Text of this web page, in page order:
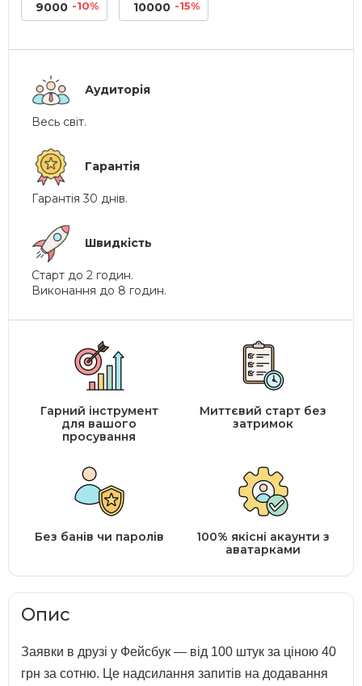
9000 -10% 10000 -15%
Аудиторія
Весь світ.
Гарантія
Гарантія 30 днів.
Швидкість
Старт до 2 годин.
Виконання до 8 годин.
Гарний інструмент
для вашого
просування
Миттєвий старт без
затримок
Без банів чи паролів
100% якісні акаунти з
аватарками
Опис
Заявки в друзі у Фейсбук — від 100 штук за ціною 40
грн за сотню. Це надсилання запитів на додавання